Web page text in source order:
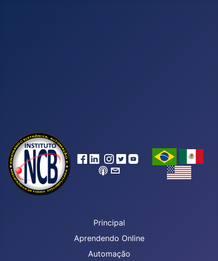
Principal
Aprendendo Online
Automação